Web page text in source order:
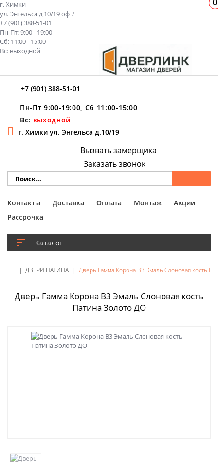
г. Химки
ул. Энгельса д 10/19 оф 7
+7 (901) 388-51-01
Пн-Пт: 9:00 - 19:00
Сб: 11:00 - 15:00
Вс: выходной
+7 (901) 388-51-01
Пн-Пт 9:00-19:00, Сб 11:00-15:00
Вс: выходной
г. Химки ул. Энгельса д.10/19
Каталог
Вызвать замерщика
Заказать звонок
Контакты Доставка Оплата Монтаж
Акции
Рассрочка
ДВЕРИ ПАТИНА Дверь Гамма Корона В3 Эмаль Слоновая кость
Дверь Гамма Корона В3 Эмаль Слоновая кость
Патина Золото ДО
0